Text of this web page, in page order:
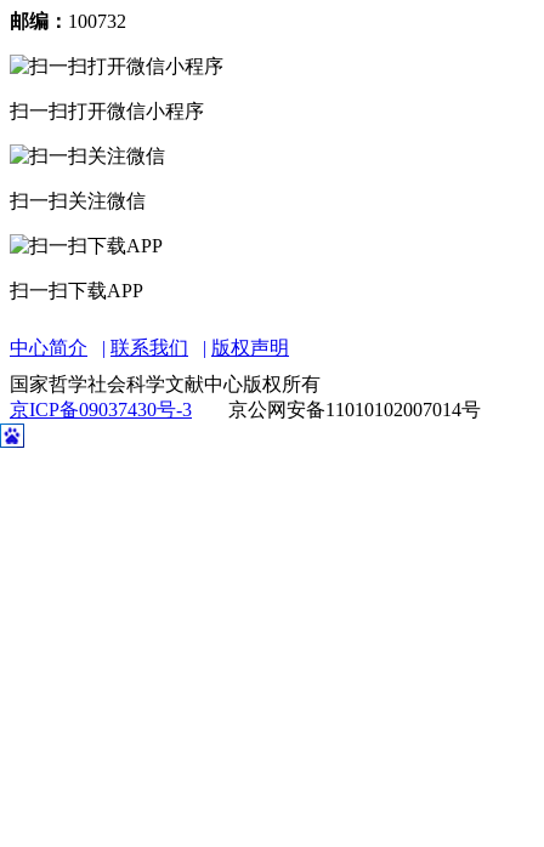
邮编： 100732
扫一扫打开微信小程序
扫一扫关注微信
扫一扫下载APP
中心简介 联系我们
版权声明
国家哲学社会科学文献中心版权所有
京ICP备09037430号-3
京公网安备11010102007014号